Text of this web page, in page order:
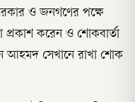
ও জনগণের পক্ষে
প্রকাশ করেন ও শোকবার্তা
আহমদ সেখানে রাখা শোক